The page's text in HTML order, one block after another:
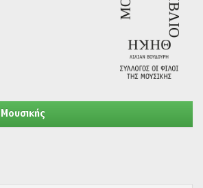
Μουσικής